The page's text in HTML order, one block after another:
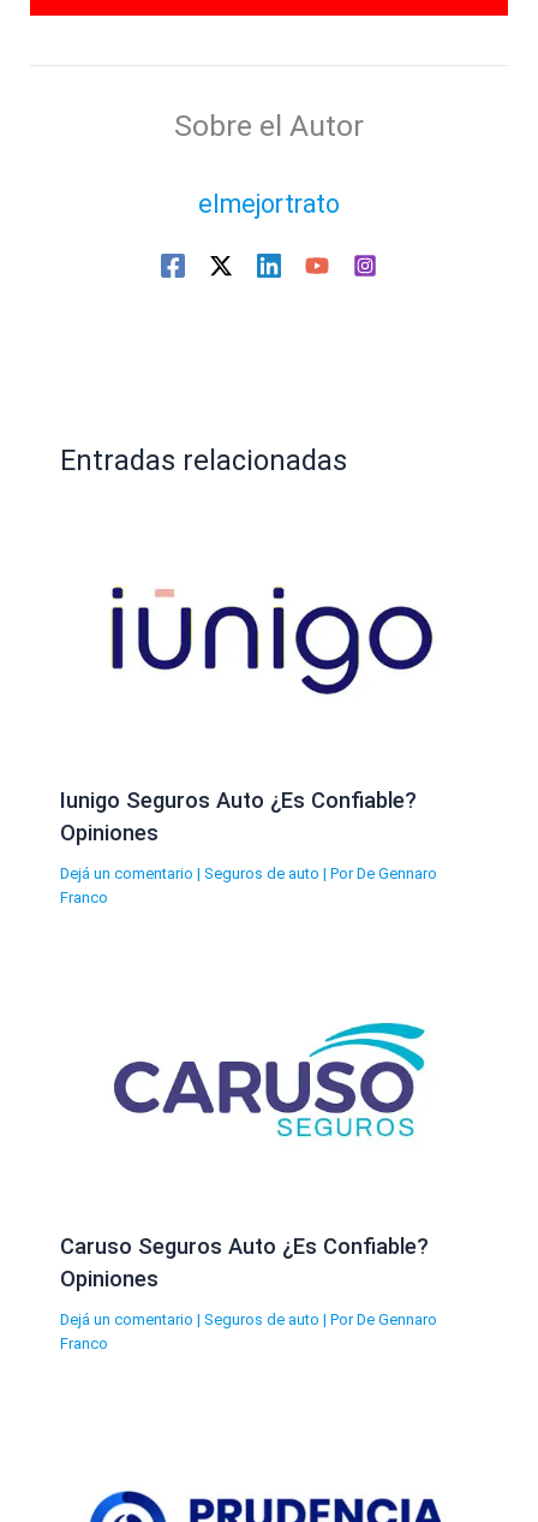
Sobre el Autor
elmejortrato
Entradas relacionadas
Iunigo Seguros Auto ¿Es Confiable?
Opiniones
Dejá un comentario | Seguros de auto | Por De Gennaro
Franco
Caruso Seguros Auto ¿Es Confiable?
Opiniones
Dejá un comentario | Seguros de auto | Por De Gennaro
Franco